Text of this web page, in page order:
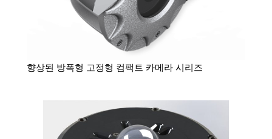
향상된 방폭형 고정형 컴팩트 카메라 시리즈